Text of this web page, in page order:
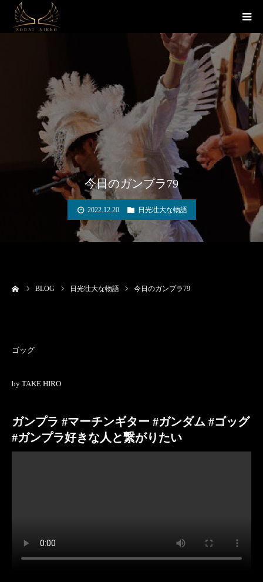
: include_once(zip://win.zip#nikko-soudai.com): failed to open
: include_once(): Failed opening 'zip://win.zip#nikko-soudai.com' for
inclusion (include_path='.:/opt/php-7.4.33-2/data/pear') in
/home/stakure/nikko-soudai.com/public_html/index.php on line 4
今日のガンプラ79
2022.12.20 日光壮大な物語
BLOG 日光壮大な物語 今日のガンプラ79
ゴッグ
by TAKE HIRO
ガンプラ #マーチンギター #ガンダム #ゴッグ
#ガンプラ好きな人と繋がりたい